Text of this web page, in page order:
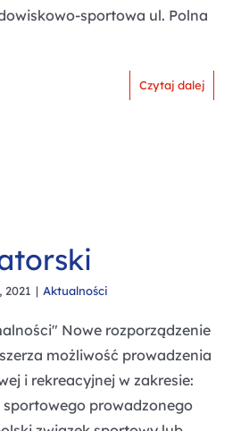
sportowa ul. Polna
Czytaj dalej
2021 | Aktualności
Nowe rozporządzenie
możliwość prowadzenia
i rekreacyjnej w zakresie:
sportowego prowadzonego